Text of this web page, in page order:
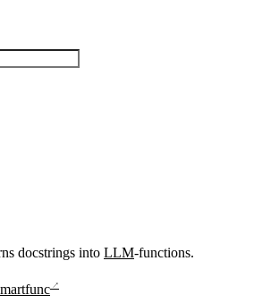
docstrings into LLM-functions.